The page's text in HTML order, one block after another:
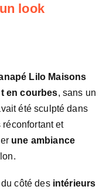
look
Lilo Maisons
en courbes, sans un
été sculpté dans
réconfortant et
une ambiance
côté des intérieurs